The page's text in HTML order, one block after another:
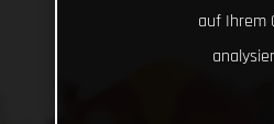
auf Ihrem